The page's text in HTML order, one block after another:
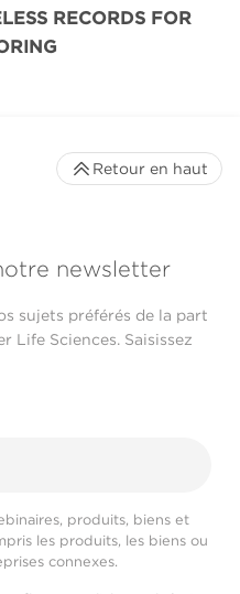
RECORDS FOR
newsletter
sujets préférés de la part
Life Sciences. Saisissez
produits, biens et
les produits, les biens ou
connexes.
Retour en haut